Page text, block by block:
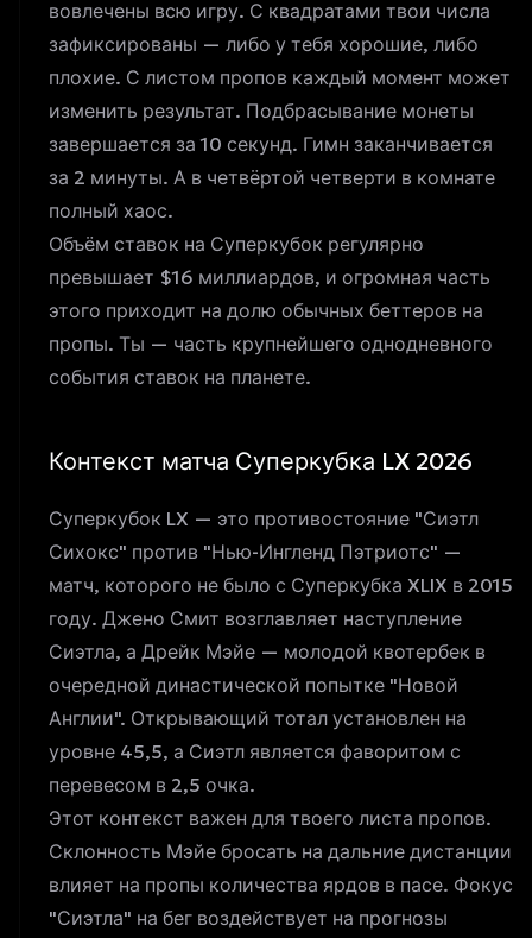
вовлечены всю игру. С квадратами твои числа
зафиксированы — либо у тебя хорошие, либо
плохие. С листом пропов каждый момент может
изменить результат. Подбрасывание монеты
завершается за 10 секунд. Гимн заканчивается
за 2 минуты. А в четвёртой четверти в комнате
полный хаос.
Объём ставок на Суперкубок регулярно
превышает $16 миллиардов, и огромная часть
этого приходит на долю обычных беттеров на
пропы. Ты — часть крупнейшего однодневного
события ставок на планете.
Контекст матча Суперкубка LX 2026
Суперкубок LX — это противостояние "Сиэтл
Сихокс" против "Нью-Ингленд Пэтриотс" —
матч, которого не было с Суперкубка XLIX в 2015
году. Джено Смит возглавляет наступление
Сиэтла, а Дрейк Мэйе — молодой квотербек в
очередной династической попытке "Новой
Англии". Открывающий тотал установлен на
уровне 45,5, а Сиэтл является фаворитом с
перевесом в 2,5 очка.
Этот контекст важен для твоего листа пропов.
Склонность Мэйе бросать на дальние дистанции
влияет на пропы количества ярдов в пасе. Фокус
"Сиэтла" на бег воздействует на прогнозы